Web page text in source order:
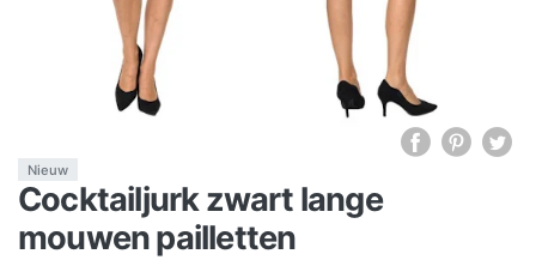
Nieuw
Cocktailjurk zwart lange
mouwen pailletten